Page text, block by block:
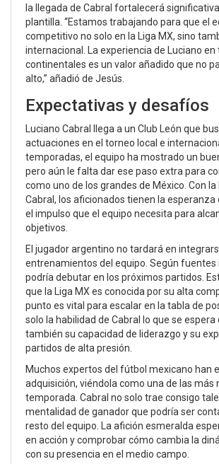
la llegada de Cabral fortalecerá
plantilla. “Estamos trabajando para que el
competitivo no solo en la Liga MX, sino
internacional. La experiencia de Luciano en
continentales es un valor añadido que no
alto,” añadió de Jesús.
Expectativas y desafíos
Luciano Cabral llega a un Club León que
actuaciones en el torneo local e
temporadas, el equipo ha mostrado un
pero aún le falta dar ese paso extra para
como uno de los grandes de México. Con la
Cabral, los aficionados tienen la esperanza
el impulso que el equipo necesita para
objetivos.
El jugador argentino no tardará en
entrenamientos del equipo. Según fuentes
podría debutar en los próximos partidos.
que la Liga MX es conocida por su alta
punto es vital para escalar en la tabla de
solo la habilidad de Cabral lo que se espera
también su capacidad de liderazgo y su
partidos de alta presión.
Muchos expertos del fútbol mexicano han
adquisición, viéndola como una de las más
temporada. Cabral no solo trae consigo
mentalidad de ganador que podría ser
resto del equipo. La afición esmeralda
en acción y comprobar cómo cambia la
con su presencia en el medio campo.